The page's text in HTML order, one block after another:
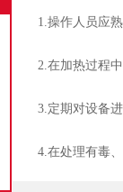
1.操作人员应熟
2.在加热过程中
3.定期对设备进
4.在处理有毒、